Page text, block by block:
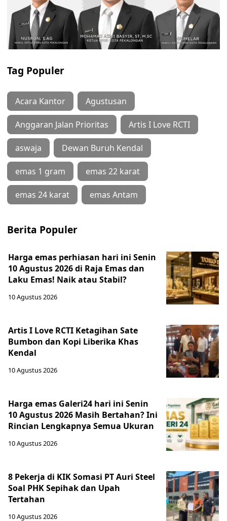
Tag Populer
Acara Kantor Agustusan
Anggaran Jalan Prioritas Artis I Love RCTI
aswaja Dewan Buruh Kendal
emas 1 gram emas 22 karat
emas 24 karat emas Antam
Berita Populer
Harga emas perhiasan hari ini Senin
10 Agustus 2026 di Raja Emas dan
Laku Emas! Naik atau Stabil?
10 Agustus 2026
Artis I Love RCTI Ketagihan Sate
Bumbon dan Kopi Liberika Khas
Kendal
10 Agustus 2026
Harga emas Galeri24 hari ini Senin
10 Agustus 2026 Masih Bertahan? Ini
Rincian Lengkapnya Semua Ukuran
10 Agustus 2026
8 Pekerja di KIK Somasi PT Auri Steel
Soal PHK Sepihak dan Upah
Tertahan
10 Agustus 2026